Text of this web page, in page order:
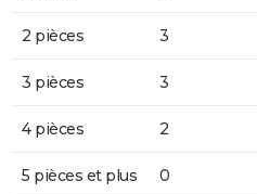
2 pièces 3
3 pièces 3
4 pièces 2
5 pièces et plus 0